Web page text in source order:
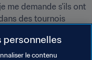
me demande s'ils ont
des tournois
Les poids lourds
Si c'est ouvert, ça
personnelles
le contenu